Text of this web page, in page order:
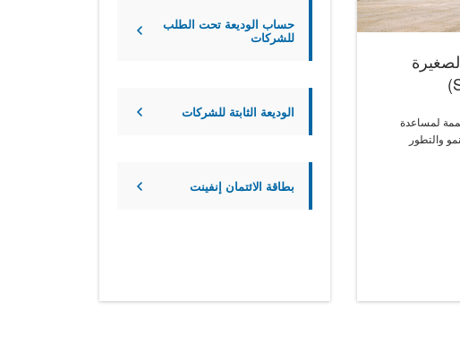
لمساعدة
والتطور
حساب الوديعة تحت الطلب
للشركات
الوديعة الثابتة للشركات
بطاقة الائتمان إنفينت